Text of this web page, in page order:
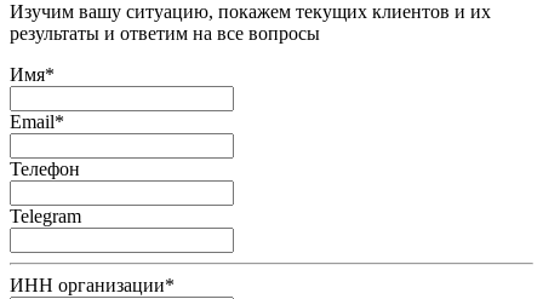
Изучим вашу ситуацию, покажем текущих клиентов и их
результаты и ответим на все вопросы
Имя*
Email*
Телефон
Telegram
ИНН организации*